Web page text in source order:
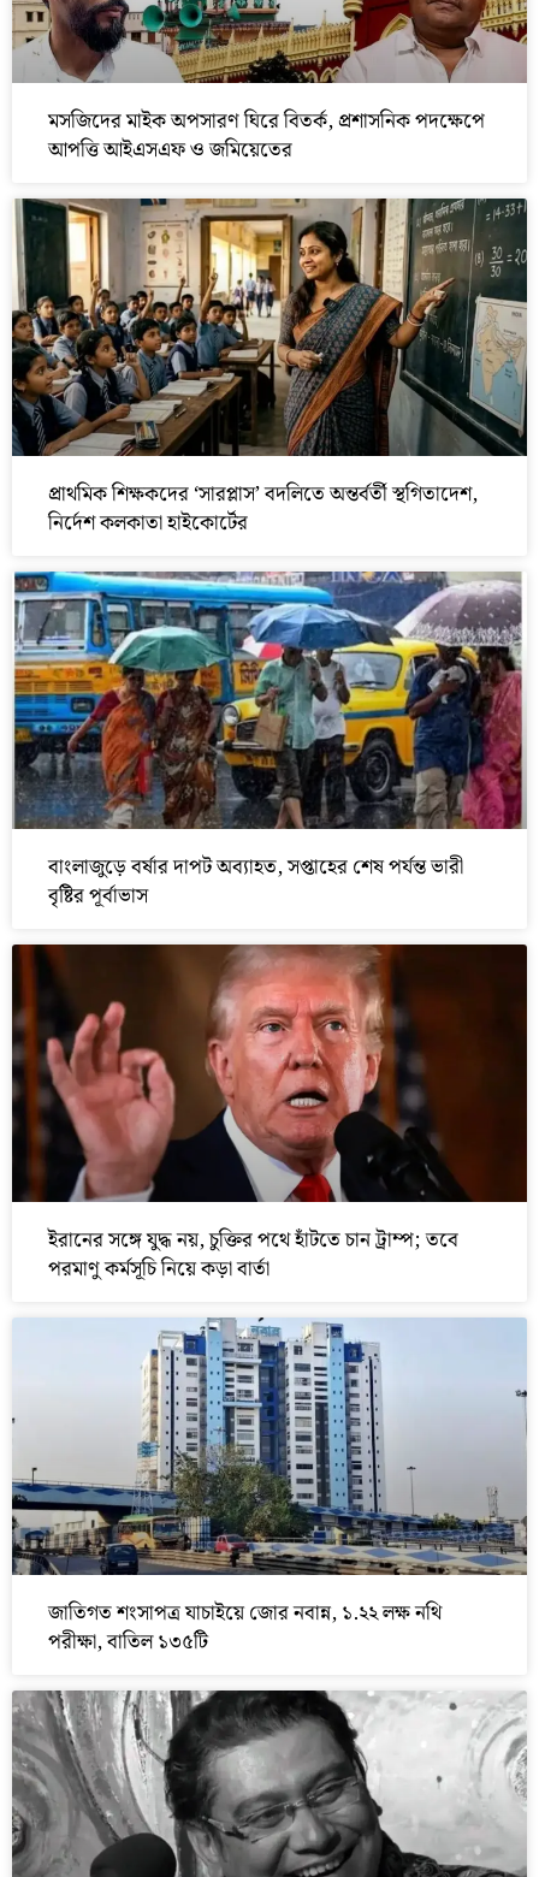
মসজিদের মাইক অপসারণ ঘিরে বিতর্ক, প্রশাসনিক পদক্ষেপে
আপত্তি আইএসএফ ও জমিয়েতের
প্রাথমিক শিক্ষকদের ‘সারপ্লাস’ বদলিতে অন্তর্বর্তী স্থগিতাদেশ,
নির্দেশ কলকাতা হাইকোর্টের
বাংলাজুড়ে বর্ষার দাপট অব্যাহত, সপ্তাহের শেষ পর্যন্ত ভারী
বৃষ্টির পূর্বাভাস
ইরানের সঙ্গে যুদ্ধ নয়, চুক্তির পথে হাঁটতে চান ট্রাম্প; তবে
পরমাণু কর্মসূচি নিয়ে কড়া বার্তা
জাতিগত শংসাপত্র যাচাইয়ে জোর নবান্ন, ১.২২ লক্ষ নথি
পরীক্ষা, বাতিল ১৩৫টি